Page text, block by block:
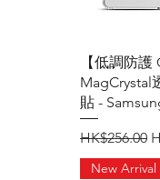
【低調防護
MagCrystal
貼 -
一般價格
HK$256.00
New Arrival